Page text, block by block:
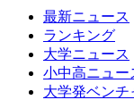
最新ニュース
ランキング
大学ニュース
小中高ニュー
大学発ベンチ